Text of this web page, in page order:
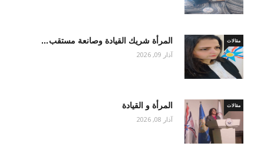
المرأة شريك القيادة وصانعة مستقب… مقالات
آذار 09, 2026
المرأة و القيادة مقالات
آذار 08, 2026